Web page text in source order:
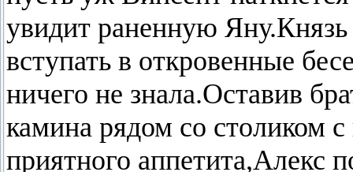
увидит раненную
вступать в откровенные
ничего не знала.Оставив
камина рядом со столиком
приятного аппетита,Алекс